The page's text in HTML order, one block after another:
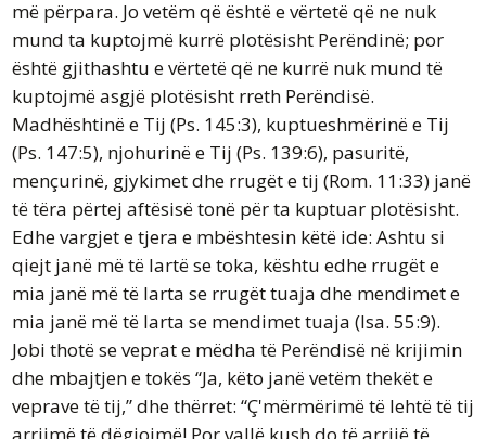
më përpara. Jo vetëm që është e vërtetë që ne nuk
mund ta kuptojmë kurrë plotësisht Perëndinë; por
është gjithashtu e vërtetë që ne kurrë nuk mund të
kuptojmë asgjë plotësisht rreth Perëndisë.
Madhështinë e Tij (Ps. 145:3), kuptueshmërinë e Tij
(Ps. 147:5), njohurinë e Tij (Ps. 139:6), pasuritë,
mençurinë, gjykimet dhe rrugët e tij (Rom. 11:33) janë
të tëra përtej aftësisë tonë për ta kuptuar plotësisht.
Edhe vargjet e tjera e mbështesin këtë ide: Ashtu si
qiejt janë më të lartë se toka, kështu edhe rrugët e
mia janë më të larta se rrugët tuaja dhe mendimet e
mia janë më të larta se mendimet tuaja (Isa. 55:9).
Jobi thotë se veprat e mëdha të Perëndisë në krijimin
dhe mbajtjen e tokës “Ja, këto janë vetëm thekët e
veprave të tij,” dhe thërret: “Ç'mërmërimë të lehtë të tij
arrijmë të dëgjojmë! Por vallë kush do të arrijë të